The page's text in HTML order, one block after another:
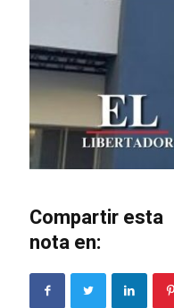
Compartir esta
nota en: